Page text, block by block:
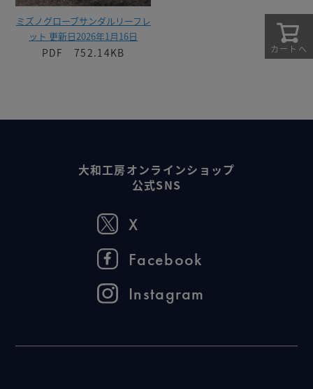
カートへ
ミズノグローブサンダルリーフレ
ット 更新日2026年1月16日
PDF 752.14KB
大和工房オンラインショップ
公式SNS
X
Facebook
Instagram